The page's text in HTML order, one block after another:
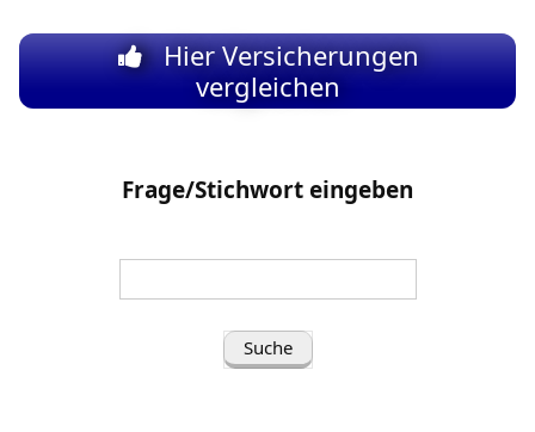
Hier Versicherungen
vergleichen
Frage/Stichwort eingeben
(Frage/Stichwort